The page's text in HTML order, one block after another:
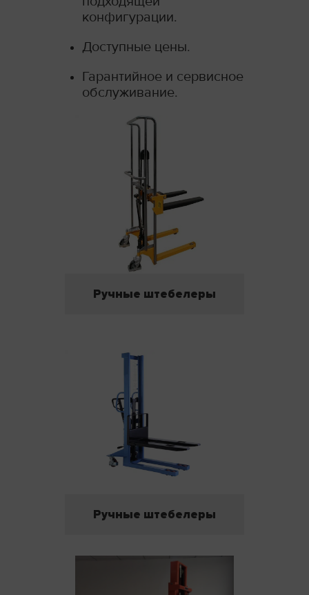
конфигурации.
Доступные цены.
Гарантийное и сервисное
обслуживание.
Ручные штебелеры
Ручные штебелеры